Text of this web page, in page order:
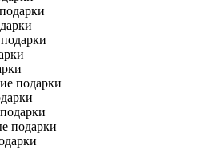
подарки
подарки